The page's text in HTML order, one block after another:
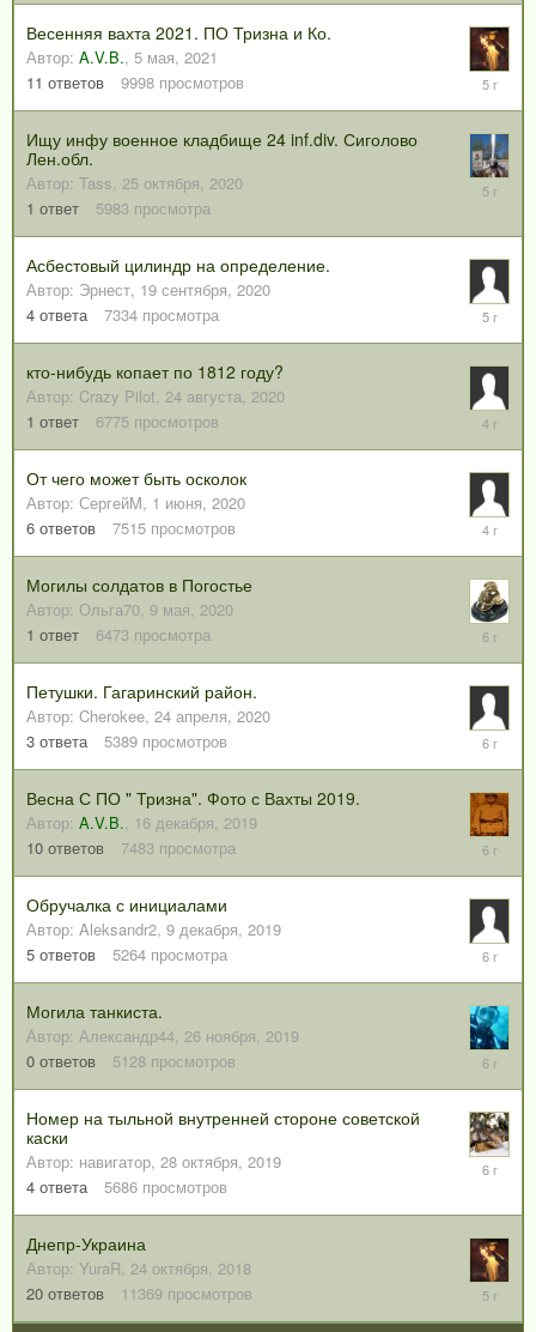
2021
Весенняя вахта 2021. ПО Тризна и Ко.
Автор: A.V.B., 5 мая, 2021
11 ответов 9998 просмотров
11
2021
Ищу инфу военное кладбище 24 inf.div. Сиголово
Лен.обл.
Автор: Tass, 25 октября, 2020
1 ответ 5983 просмотра
26
Асбестовый цилиндр на определение.
Автор: Эрнест, 19 сентября, 2020
4 ответа 7334 просмотра
27
2020
кто-нибудь копает по 1812 году?
Автор: Crazy Pilot, 24 августа, 2020
1 ответ 6775 просмотров
2022
От чего может быть осколок
Автор: СергейM, 1 июня, 2020
6 ответов 7515 просмотров
2022
Могилы солдатов в Погостье
Автор: Ольга70, 9 мая, 2020
1 ответ 6473 просмотра
10
2020
Петушки. Гагаринский район.
Автор: Cherokee, 24 апреля, 2020
3 ответа 5389 просмотров
2020
Весна С ПО " Тризна". Фото с Вахты 2019.
Автор: A.V.B., 16 декабря, 2019
10 ответов 7483 просмотра
22
2020
Обручалка с инициалами
Автор: Aleksandr2, 9 декабря, 2019
5 ответов 5264 просмотра
13
2019
Могила танкиста.
Автор: Александр44, 26 ноября, 2019
0 ответов 5128 просмотров
26
2019
Номер на тыльной внутренней стороне советской
каски
Автор: навигатор, 28 октября, 2019
4 ответа 5686 просмотров
Днепр-Украина
Автор: YuraR, 24 октября, 2018
20 ответов 11369 просмотров
22